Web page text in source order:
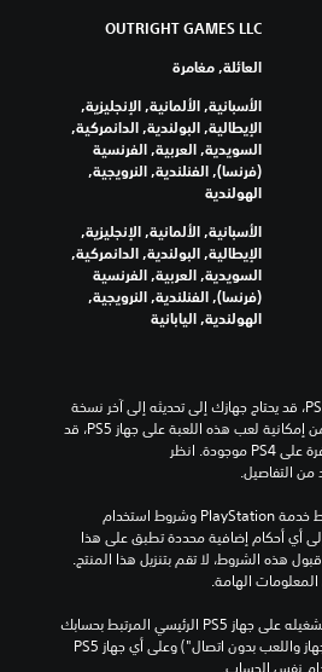
OUTRIGHT GAMES LLC
العائلة, مغامرة
الأسبانية, الألمانية, الإنجليزية,
الإيطالية, البولندية, الدانمركية,
السويدية, العربية, الفرنسية
(فرنسا), الفنلندية, النرويجية,
الهولندية
الأسبانية, الألمانية, الإنجليزية,
الإيطالية, البولندية, الدانمركية,
السويدية, العربية, الفرنسية
(فرنسا), الفنلندية, النرويجية,
الهولندية, اليابانية
الهامة.
نفس الحساب.